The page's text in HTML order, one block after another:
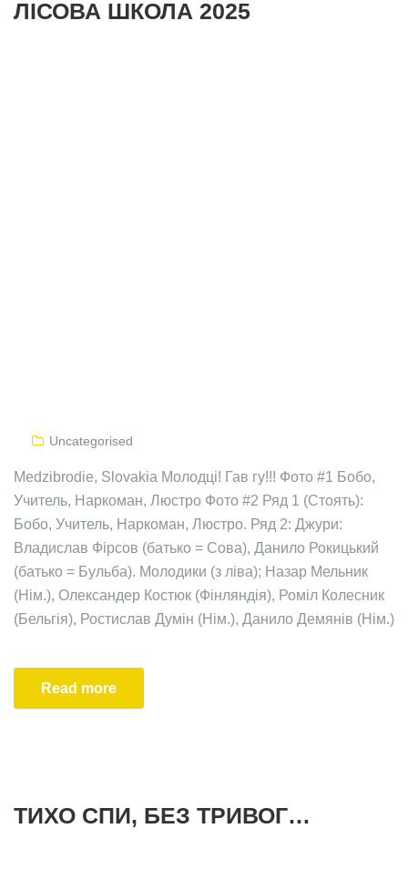
ЛІСОВА ШКОЛА 2025
Uncategorised
Medzibrodie, Slovakia Молодці! Гав гу!!! Фото #1 Бобо,
Учитель, Наркоман, Люстро Фото #2 Ряд 1 (Стоять):
Бобо, Учитель, Наркоман, Люстро. Ряд 2: Джури:
Владислав Фірсов (батько = Сова), Данило Рокицький
(батько = Бульба). Молодики (з ліва); Назар Мельник
(Нім.), Олександер Костюк (Фінляндія), Роміл Колесник
(Бельгія), Ростислав Думін (Нім.), Данило Демянів (Нім.)
Read more
ТИХО СПИ, БЕЗ ТРИВОГ…